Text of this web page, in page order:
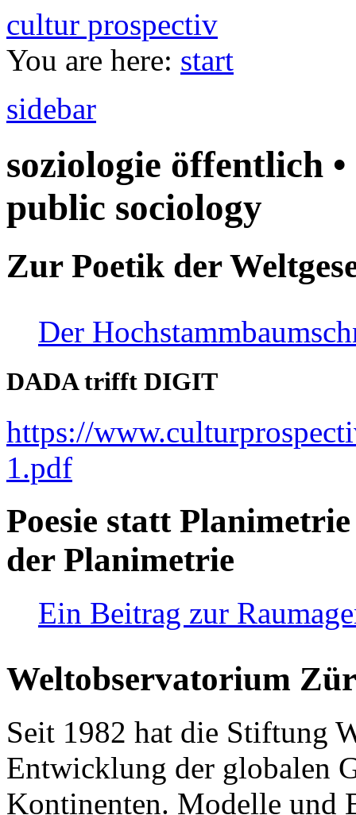
cultur prospectiv
You are here: start
sidebar
soziologie öffentlich
public sociology
Zur Poetik der
Der
DADA trifft DIGIT
https://
1.pdf
Poesie statt
der Planimetrie
Ein Beitrag zur
Weltobservatorium
Seit 1982 hat die Stiftung
Entwicklung der globalen
Kontinenten. Modelle und